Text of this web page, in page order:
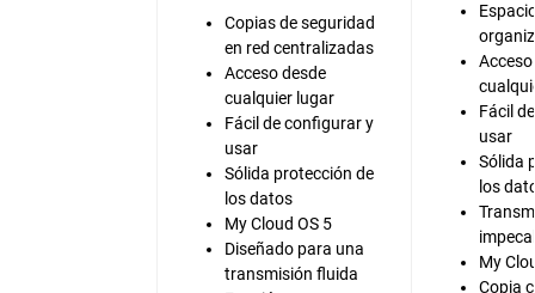
Copias de seguridad
en red centralizadas
Acceso desde
cualquier lugar
Fácil de configurar y
usar
Sólida protección de
los datos
My Cloud OS 5
Diseñado para una
transmisión fluida
Fácil
usar
Sólida
los
My
Copia